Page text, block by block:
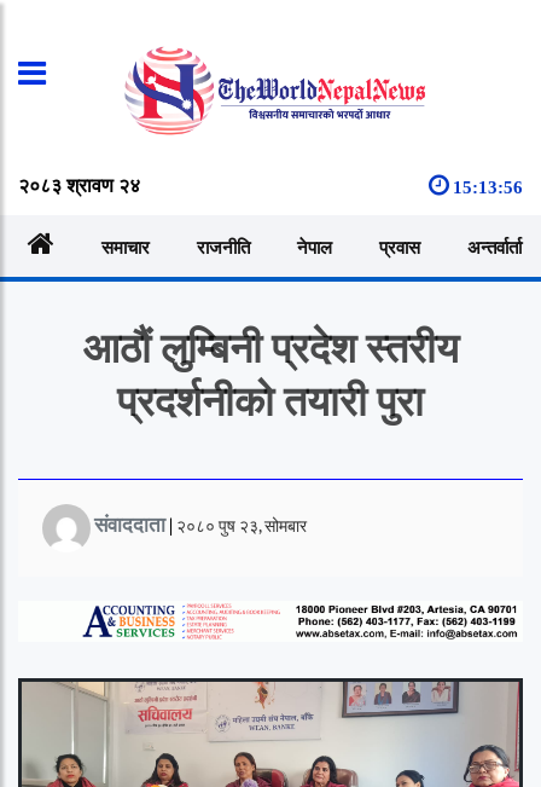
२०८३ श्रावण २४ 15:13:56
समाचार राजनीति नेपाल प्रवास अन्तर्वार्ता
आठौं लुम्बिनी प्रदेश स्तरीय
प्रदर्शनीको तयारी पुरा
संवाददाता| २०८० पुष २३, सोमबार